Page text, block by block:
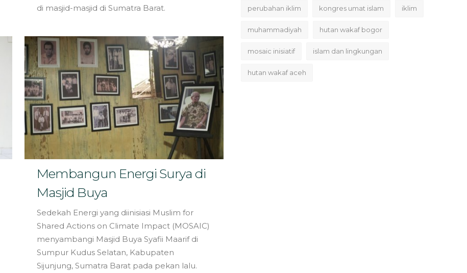
di masjid-masjid di Sumatra Barat.
Membangun Energi Surya di
Masjid Buya
Sedekah Energi yang diinisiasi Muslim for
Shared Actions on Climate Impact (MOSAIC)
menyambangi Masjid Buya Syafii Maarif di
Sumpur Kudus Selatan, Kabupaten
Sijunjung, Sumatra Barat pada pekan lalu.
perubahan iklim kongres umat islam iklim
muhammadiyah hutan wakaf bogor
mosaic inisiatif islam dan lingkungan
hutan wakaf aceh